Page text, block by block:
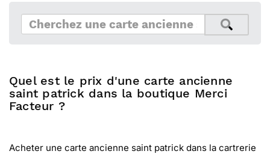
Quel est le prix d'une carte ancienne
saint patrick dans la boutique Merci
Facteur ?
Acheter une carte ancienne saint patrick dans la cartrerie